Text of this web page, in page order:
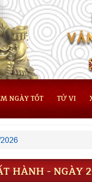
NGÀY TỐT TỬ VI
HÀNH - NGÀY